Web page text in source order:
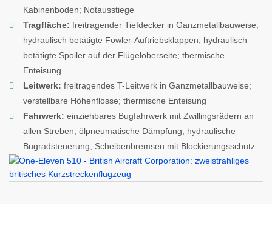
Kabinenboden; Notausstiege
Tragfläche: freitragender Tiefdecker in Ganzmetallbauweise;
hydraulisch betätigte Fowler-Auftriebsklappen; hydraulisch
betätigte Spoiler auf der Flügeloberseite; thermische
Enteisung
Leitwerk: freitragendes T-Leitwerk in Ganzmetallbauweise;
verstellbare Höhenflosse; thermische Enteisung
Fahrwerk: einziehbares Bugfahrwerk mit Zwillingsrädern an
allen Streben; ölpneumatische Dämpfung; hydraulische
Bugradsteuerung; Scheibenbremsen mit Blockierungsschutz